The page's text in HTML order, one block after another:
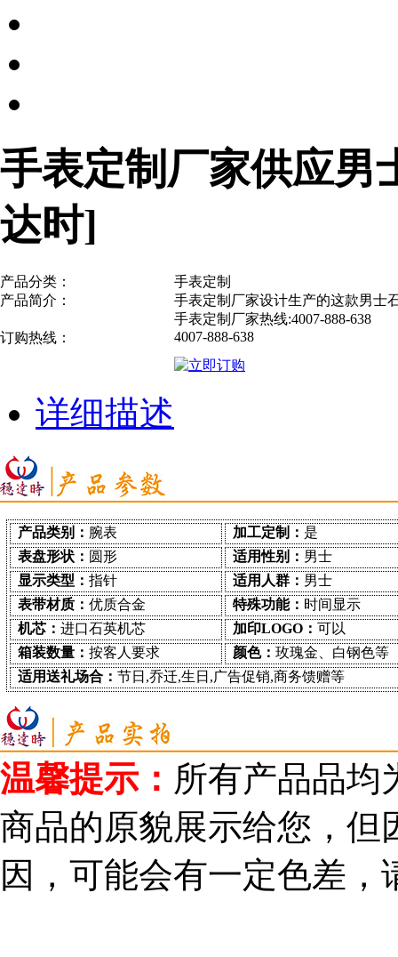
手表定制厂家供应男
达时]
产品分类：
手表定制
产品简介：
手表定制厂家设计生产的这款男士
手表定制厂家热线:4007-888-638
订购热线：
4007-888-638
详细描述
产品类别： 腕表 加工定制： 是
表盘形状： 圆形 适用性别： 男士
显示类型： 指针 适用人群： 男士
表带材质： 优质合金 特殊功能： 时间显示
机芯： 进口石英机芯 加印LOGO： 可以
箱装数量： 按客人要求 颜色： 玫瑰金、白钢色等
适用送礼场合： 节日,乔迁,生日,广告促销,商务馈赠等
温馨提示： 所有产品品均
商品的原貌展示给您，但
因，可能会有一定色差，